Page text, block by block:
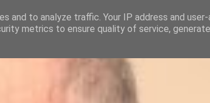
and to analyze traffic. Your IP address and
metrics to ensure quality of service,